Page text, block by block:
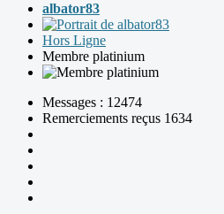
albator83
Hors Ligne
Membre platinium
Messages : 12474
Remerciements reçus 1634